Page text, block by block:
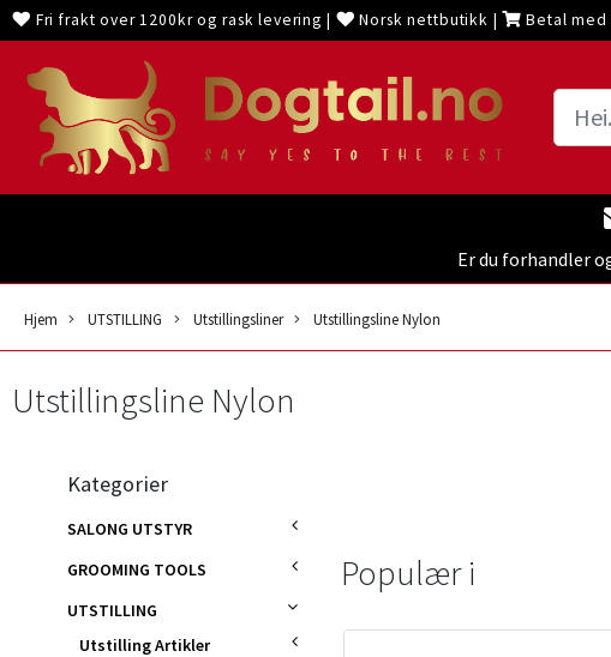
Fri frakt over 1200kr og rask levering | Norsk nettbutikk | Betal med
Er du forhandler
Hjem UTSTILLING Utstillingsliner Utstillingsline Nylon
Utstillingsline Nylon
Kategorier
SALONG UTSTYR
GROOMING TOOLS
UTSTILLING
Utstilling Artikler
Populær i